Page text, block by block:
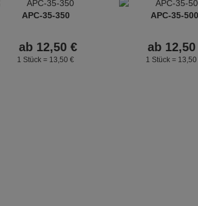
APC-35-350
ab 12,50 €
1 Stück = 13,50 €
APC-35-500
ab 12,50
1 Stück = 13,50